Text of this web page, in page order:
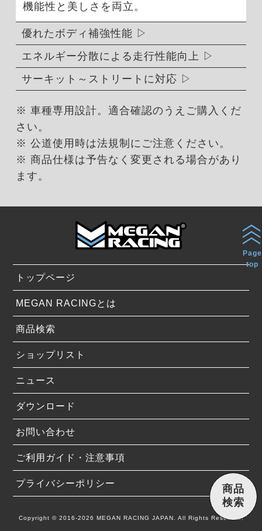
機能性と美しさを両立。
優れたボディ補強性能
エネルギー分散による走行性能向上
サーキット～ストリートに対応
※ 車種専用設計。適合確認のうえご購入くだ
さい。
※ 公道使用時は法規制にご注意ください。
※ 商品仕様は予告なく変更される場合があり
ます。
トップページ
MEGAN RACINGとは
商品検索
ショップリスト
ニュース
ダウンロード
お問い合わせ
ご利用ガイド・注意事項
プライバシーポリシー
Copyright © 2016-2026 MEGAN RACING JAPAN. All Rights Reserved.
Page
top
商品
検索